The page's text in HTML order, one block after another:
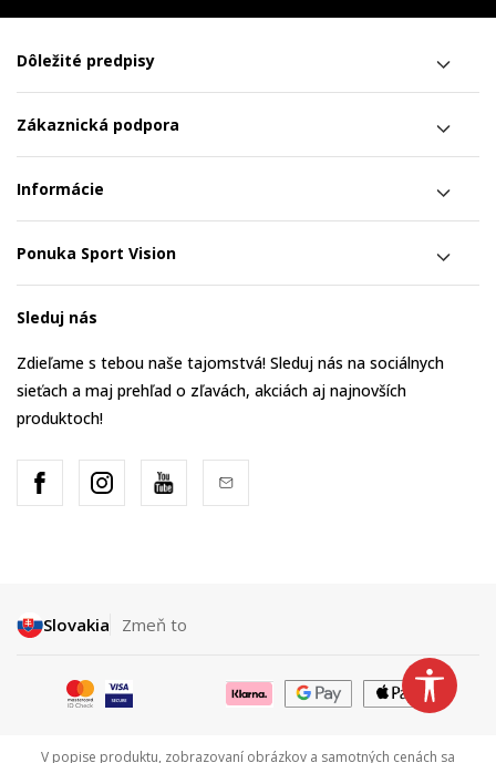
Dôležité predpisy
Zákaznická podpora
Informácie
Ponuka Sport Vision
Sleduj nás
Zdieľame s tebou naše tajomstvá! Sleduj nás na sociálnych
sieťach a maj prehľad o zľavách, akciách aj najnovších
produktoch!
Slovakia Zmeň to
V popise produktu, zobrazovaní obrázkov a samotných cenách sa